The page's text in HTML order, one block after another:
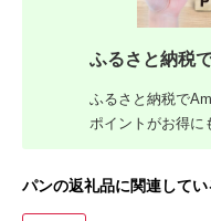
ふるさと納税
ふるさと納税で
ポイントがお得に
パンの返礼品に関連してい